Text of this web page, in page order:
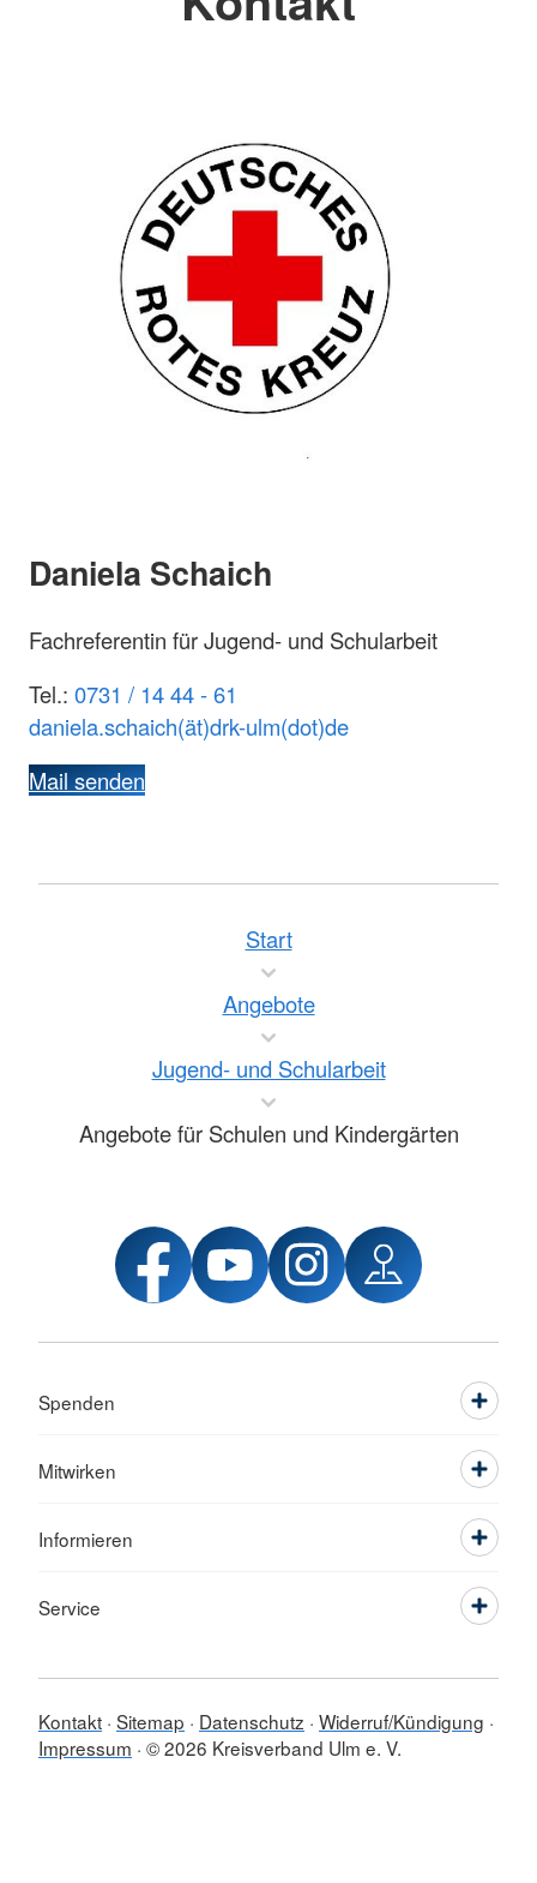
Daniela Schaich
Fachreferentin für Jugend- und Schularbeit
Tel.: 0731 / 14 44 - 61
daniela.schaich(ät)drk-ulm(dot)de
Mail senden
Start
Angebote
Jugend- und Schularbeit
Angebote für Schulen und Kindergärten
Spenden
Mitwirken
Informieren
Service
Kontakt Sitemap Datenschutz Widerruf/Kündigung
Impressum © 2026 Kreisverband Ulm e. V.